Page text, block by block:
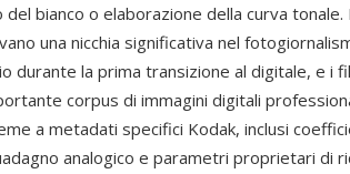
bianco o elaborazione della curva tonale.
una nicchia significativa nel
durante la prima transizione al digitale, e i
corpus di immagini digitali
a metadati specifici Kodak, inclusi
analogico e parametri proprietari di